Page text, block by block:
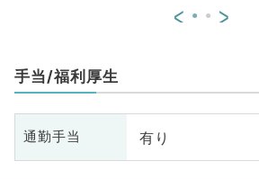
< >
手当/福利厚生
通勤手当 有り